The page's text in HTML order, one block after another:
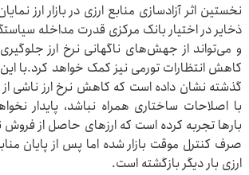
نخستین اثر آزادسازی منابع ارزی در بازار ارز
ذخایر در اختیار بانک مرکزی قدرت مداخله
و می‌تواند از جهش‌های ناگهانی نرخ ارز
کاهش انتظارات تورمی نیز کمک خواهد کرد.‌با
گذشته نشان داده است که کاهش نرخ ارز ناشی از
با اصلاحات ساختاری همراه نباشد، پایدار
بارها تجربه کرده است که ارزهای حاصل از فروش
صرف کنترل موقت بازار شده اما پس از پایان
ارزی بار دیگر بازگشته است.